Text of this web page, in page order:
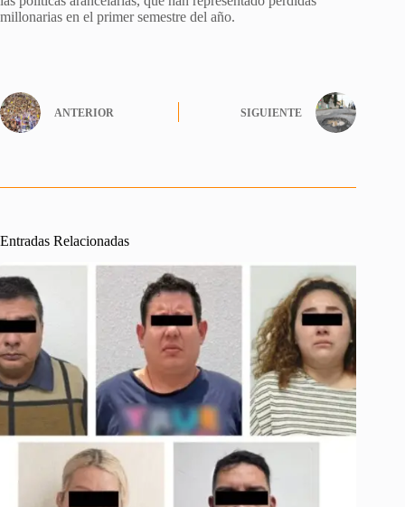
millonarias en el primer semestre del año.
ANTERIOR SIGUIENTE
Entradas Relacionadas